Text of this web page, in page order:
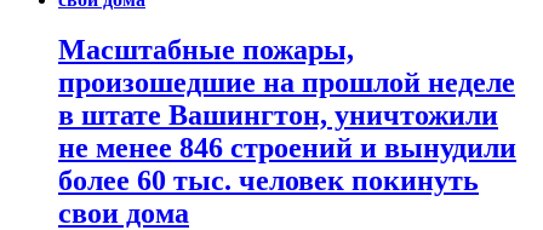
Масштабные пожары,
произошедшие на прошлой неделе
в штате Вашингтон, уничтожили
не менее 846 строений и вынудили
более 60 тыс. человек покинуть
свои дома